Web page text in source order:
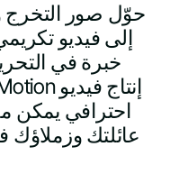
حوّل صور التخرج
إلى فيديو
خبرة في
احترافي يمكن
عائلتك